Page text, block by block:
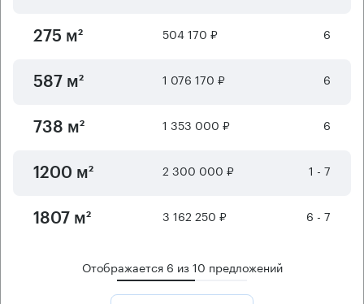
275 м² 504 170 ₽ 6
587 м² 1 076 170 ₽ 6
738 м² 1 353 000 ₽ 6
1200 м² 2 300 000 ₽ 1 - 7
1807 м² 3 162 250 ₽ 6 - 7
Отображается 6 из10 предложений